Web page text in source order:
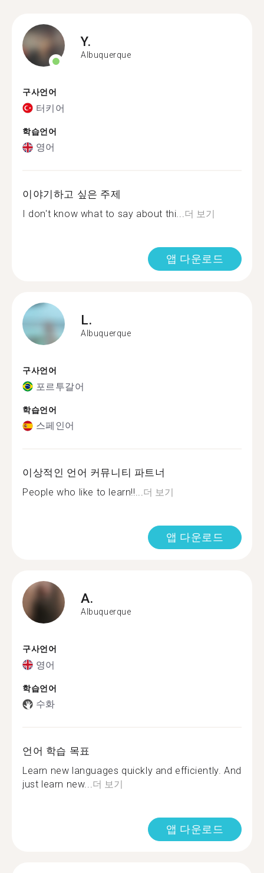
Y.
Albuquerque
구사언어
터키어
학습언어
영어
이야기하고 싶은 주제
I don't know what to say about thi...더 보기
앱 다운로드
L.
Albuquerque
구사언어
포르투갈어
학습언어
스페인어
이상적인 언어 커뮤니티 파트너
People who like to learn!!...더 보기
앱 다운로드
A.
Albuquerque
구사언어
영어
학습언어
수화
언어 학습 목표
Learn new languages quickly and efficiently. And
just learn new...더 보기
앱 다운로드